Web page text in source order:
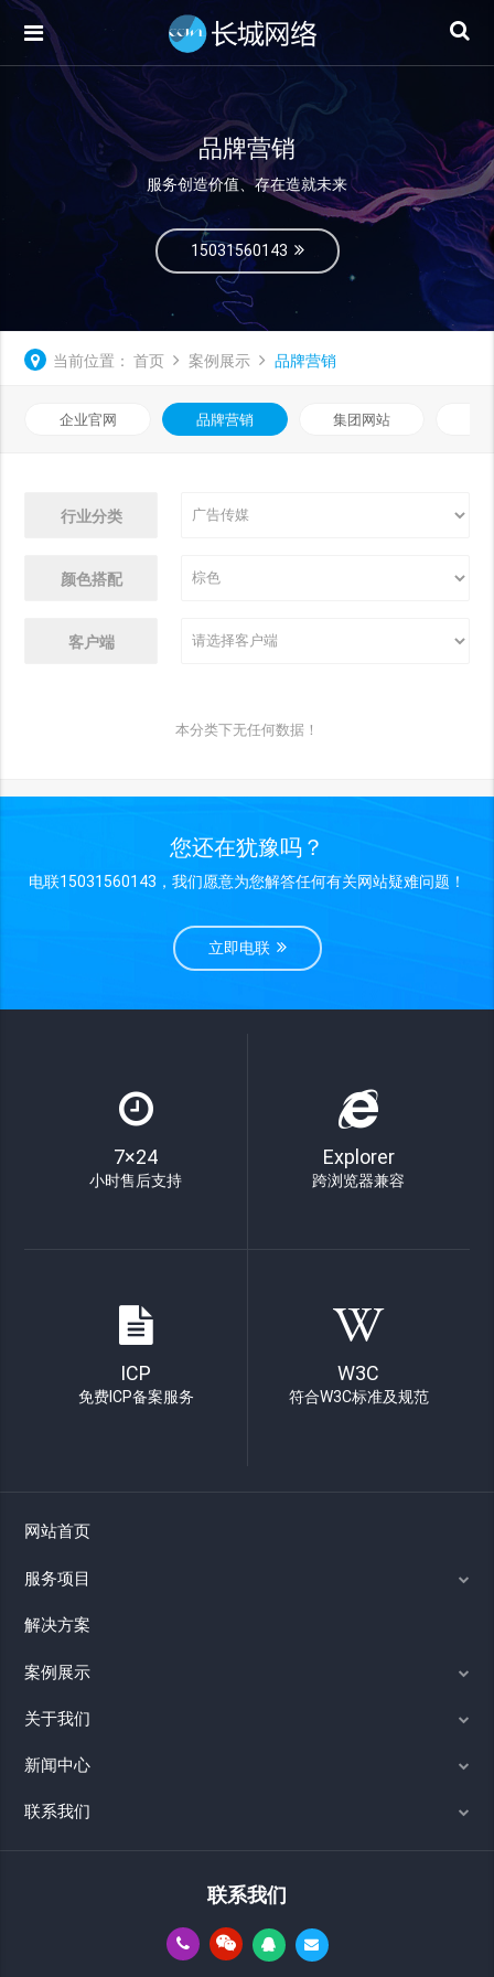
品牌营销
服务创造价值、存在造就未来
15031560143
当前位置： 首页 案例展示 品牌营销
企业官网 品牌营销 集团网站
行业分类
颜色搭配
客户端
本分类下无任何数据！
您还在犹豫吗？
电联15031560143，我们愿意为您解答任何有关网站疑难问题！
立即电联
7×24
小时售后支持
Explorer
跨浏览器兼容
ICP
免费ICP备案服务
W3C
符合W3C标准及规范
网站首页
服务项目
解决方案
案例展示
关于我们
新闻中心
联系我们
联系我们